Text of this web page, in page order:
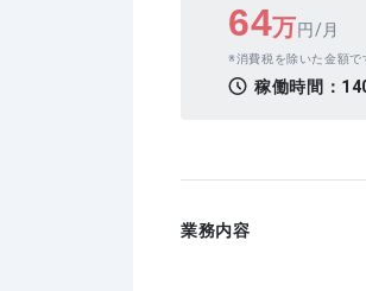
64万円/月
消費税を除いた金額で
稼働時間：
業務内容